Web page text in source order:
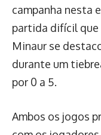
campanha nesta
partida difícil
Minaur se
durante um
por 0 a 5.
Ambos os jogos